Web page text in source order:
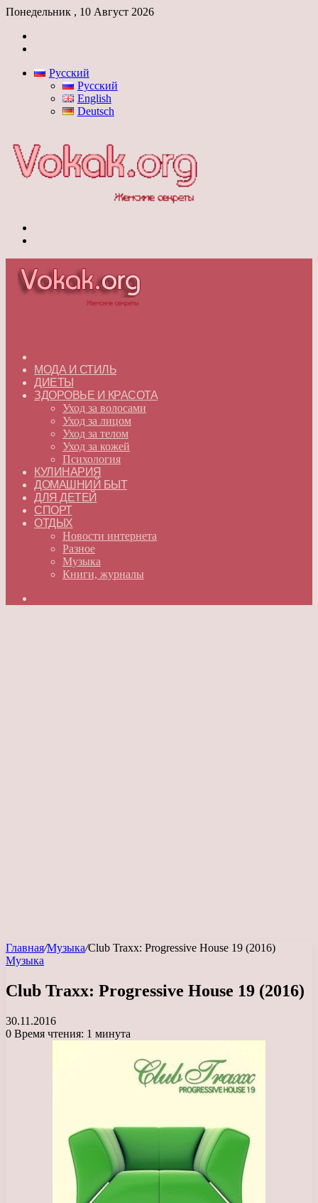
Понедельник , 10 Август 2026
Русский
Русский
English
Deutsch
МОДА И СТИЛЬ
ДИЕТЫ
ЗДОРОВЬЕ И КРАСОТА
Уход за волосами
Уход за лицом
Уход за телом
Уход за кожей
Психология
КУЛИНАРИЯ
ДОМАШНИЙ БЫТ
ДЛЯ ДЕТЕЙ
СПОРТ
ОТДЫХ
Новости интернета
Разное
Музыка
Книги, журналы
Главная/Музыка/Club Traxx: Progressive House 19 (2016)
Музыка
Club Traxx: Progressive House 19 (2016)
30.11.2016
0 Время чтения: 1 минута